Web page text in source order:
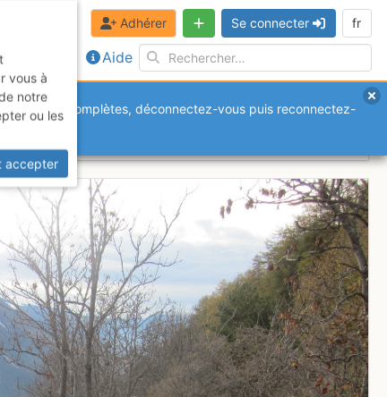
Aide
Adhérer Se connecter fr
ou incomplètes, déconnectez-vous puis reconnectez-
vous à
notre
ou les
accepter